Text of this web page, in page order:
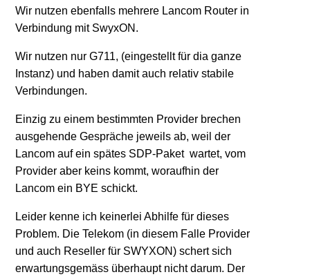
Wir nutzen ebenfalls mehrere Lancom Router in
Verbindung mit SwyxON.
Wir nutzen nur G711, (eingestellt für dia ganze
Instanz) und haben damit auch relativ stabile
Verbindungen.
Einzig zu einem bestimmten Provider brechen
ausgehende Gespräche jeweils ab, weil der
Lancom auf ein spätes SDP-Paket wartet, vom
Provider aber keins kommt, woraufhin der
Lancom ein BYE schickt.
Leider kenne ich keinerlei Abhilfe für dieses
Problem. Die Telekom (in diesem Falle Provider
und auch Reseller für SWYXON) schert sich
erwartungsgemäss überhaupt nicht darum. Der